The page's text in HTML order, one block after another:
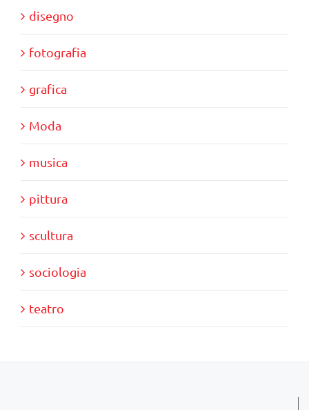
disegno
fotografia
grafica
Moda
musica
pittura
scultura
sociologia
teatro